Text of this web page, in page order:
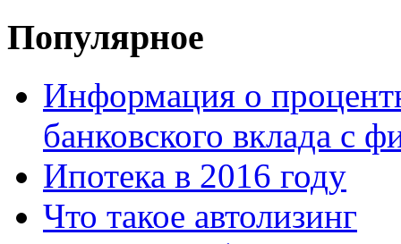
Популярное
Информация о
банковского вклада с
Ипотека в 2016 году
Что такое автолизинг